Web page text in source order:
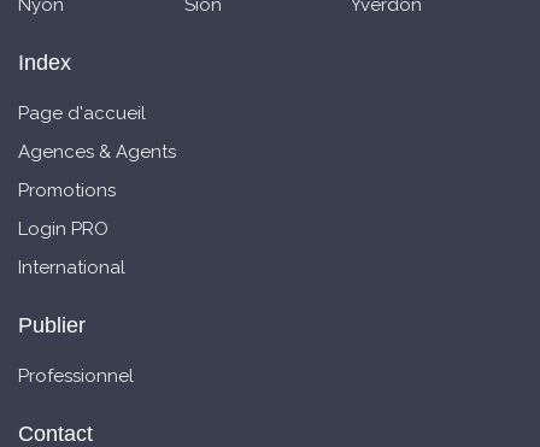
Nyon
Sion Yverdon
Index
Page d'accueil
Agences & Agents
Promotions
Login PRO
International
Publier
Professionnel
Contact